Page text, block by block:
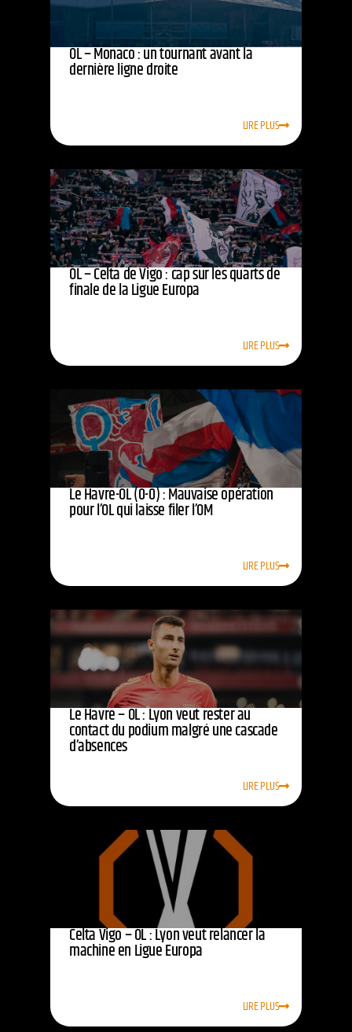
OL – Monaco : un tournant avant la
dernière ligne droite
LIRE PLUS
OL – Celta de Vigo : cap sur les quarts de
finale de la Ligue Europa
LIRE PLUS
Le Havre-OL (0-0) : Mauvaise opération
pour l’OL qui laisse filer l’OM
LIRE PLUS
Le Havre – OL : Lyon veut rester au
contact du podium malgré une cascade
d’absences
LIRE PLUS
Celta Vigo – OL : Lyon veut relancer la
machine en Ligue Europa
LIRE PLUS